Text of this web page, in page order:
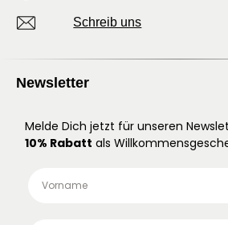
Schreib uns
Newsletter
Melde Dich jetzt für unseren
10% Rabatt als